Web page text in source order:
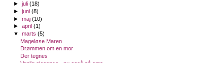
►juli(18)
►juni(8)
►maj(10)
►april(1)
▼marts(5)
Mageløse Maren
Drømmen om en mor
Der tegnes